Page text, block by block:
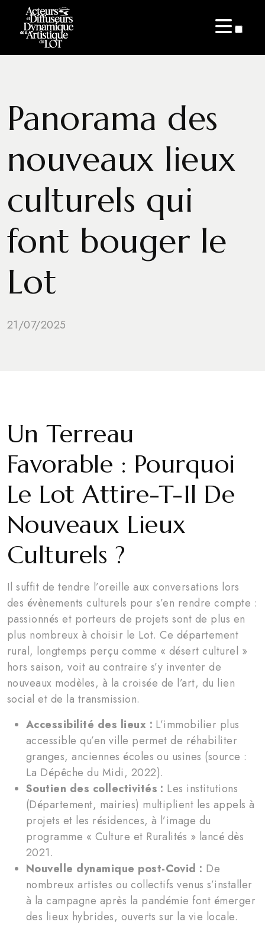
Panorama des
nouveaux lieux
culturels qui
font bouger le
Lot
21/07/2025
Un Terreau
Favorable : Pourquoi
Le Lot Attire-T-Il De
Nouveaux Lieux
Culturels ?
Il suffit de tendre l’oreille aux conversations lors
des évènements culturels pour s’en rendre compte :
passionnés et porteurs de projets sont de plus en
plus nombreux à choisir le Lot. Ce département
rural, longtemps perçu comme « désert culturel »
hors saison, voit au contraire s’y inventer de
nouveaux modèles, à la croisée de l’art, du lien
social et de la transmission.
Accessibilité des lieux : L’immobilier plus
accessible qu’en ville permet de réhabiliter
granges, anciennes écoles ou usines (source :
La Dépêche du Midi, 2022).
Soutien des collectivités : Les institutions
(Département, mairies) multiplient les appels à
projets et les résidences, à l’image du
programme « Culture et Ruralités » lancé dès
2021.
Nouvelle dynamique post-Covid : De
nombreux artistes ou collectifs venus s’installer
à la campagne après la pandémie font émerger
des lieux hybrides, ouverts sur la vie locale.